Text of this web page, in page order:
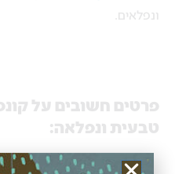
ונפלאים.
פרטים חשובים על
טבעית ונפלאה: